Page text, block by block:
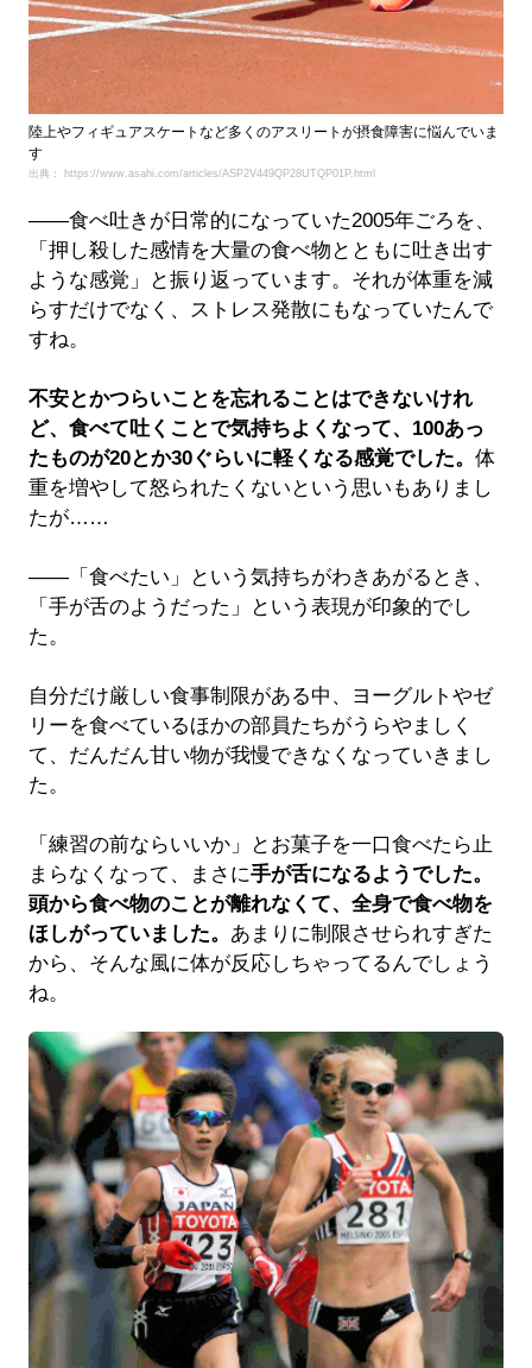
陸上やフィギュアスケートなど多くのアスリートが摂食障害に悩んでいま
す
出典： https://www.asahi.com/articles/ASP2V449QP28UTQP01P.html
――食べ吐きが日常的になっていた2005年ごろを、
「押し殺した感情を大量の食べ物とともに吐き出す
ような感覚」と振り返っています。それが体重を減
らすだけでなく、ストレス発散にもなっていたんで
すね。
不安とかつらいことを忘れることはできないけれ
ど、食べて吐くことで気持ちよくなって、100あっ
たものが20とか30ぐらいに軽くなる感覚でした。 体
重を増やして怒られたくないという思いもありまし
たが……
――「食べたい」という気持ちがわきあがるとき、
「手が舌のようだった」という表現が印象的でし
た。
自分だけ厳しい食事制限がある中、ヨーグルトやゼ
リーを食べているほかの部員たちがうらやましく
て、だんだん甘い物が我慢できなくなっていきまし
た。
「練習の前ならいいか」とお菓子を一口食べたら止
まらなくなって、まさに手が舌になるようでした。
頭から食べ物のことが離れなくて、全身で食べ物を
ほしがっていました。 あまりに制限させられすぎた
から、そんな風に体が反応しちゃってるんでしょう
ね。